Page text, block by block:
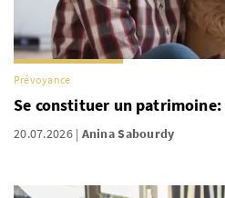
Prévoyance
Se constituer un patrimoine:
20.07.2026 Anina Sabourdy